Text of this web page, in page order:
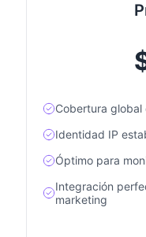
Cobertura global
Identidad IP
Óptimo para
Integración
marketing